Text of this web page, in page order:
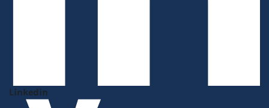
Linkedin